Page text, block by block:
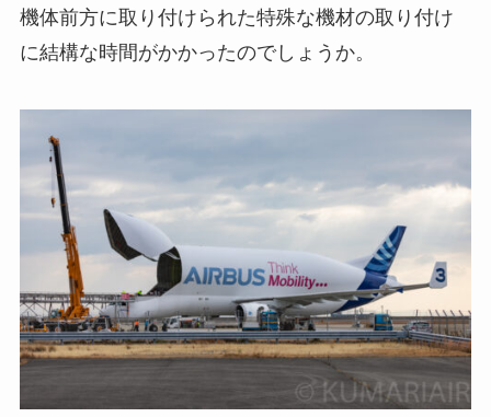
機体前方に取り付けられた特殊な機材の取り付け
に結構な時間がかかったのでしょうか。